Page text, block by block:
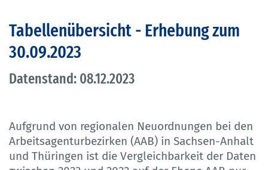
Tabellenübersicht - Erhebung zum
30.09.2023
Datenstand: 08.12.2023
Aufgrund von regionalen Neuordnungen bei den
Arbeitsagenturbezirken (AAB) in Sachsen-Anhalt
und Thüringen ist die Vergleichbarkeit der Daten